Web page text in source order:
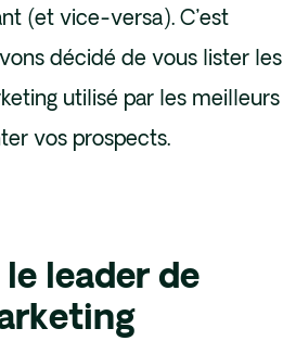
(et vice-versa). C’est
décidé de vous lister les
utilisé par les meilleurs
vos prospects.
le leader de